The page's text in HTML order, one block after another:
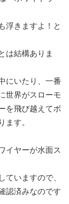
浮きますよ！と
は結構ありま
にいたり、一番
世界がスローモ
を飛び越えてボ
ます。
イヤーが水面ス
ていますので、
認済みなのです